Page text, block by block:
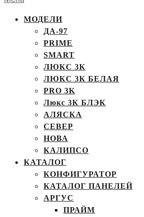
МОДЕЛИ
ДА-97
PRIME
SMART
ЛЮКС 3К
ЛЮКС 3К БЕЛАЯ
PRO 3K
Люкс 3К БЛЭК
АЛЯСКА
СЕВЕР
НОВА
КАЛИПСО
КАТАЛОГ
КОНФИГУРАТОР
КАТАЛОГ ПАНЕЛЕЙ
АРГУС
ПРАЙМ